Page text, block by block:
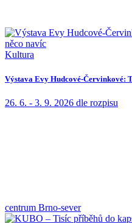
Kultura
Výstava Evy Hudcové-Červinkové:
26. 6. - 3. 9. 2026 dle rozpisu
centrum Brno-sever